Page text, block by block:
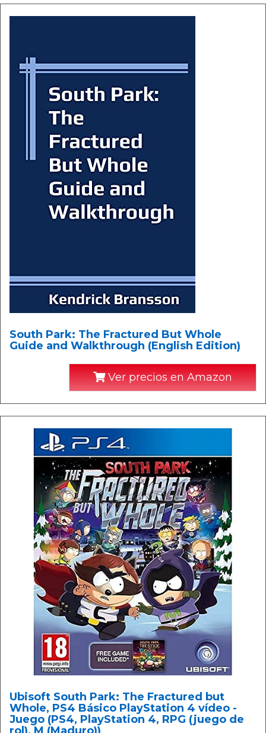
South Park: The Fractured But Whole
Guide and Walkthrough (English Edition)
Ver precios en Amazon
Ubisoft South Park: The Fractured but
Whole, PS4 Básico PlayStation 4 vídeo -
Juego (PS4, PlayStation 4, RPG (juego de